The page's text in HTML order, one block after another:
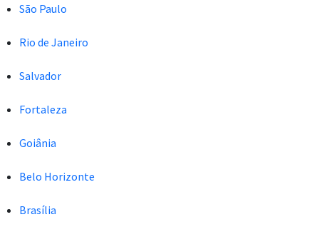
São Paulo
Rio de Janeiro
Salvador
Fortaleza
Goiânia
Belo Horizonte
Brasília